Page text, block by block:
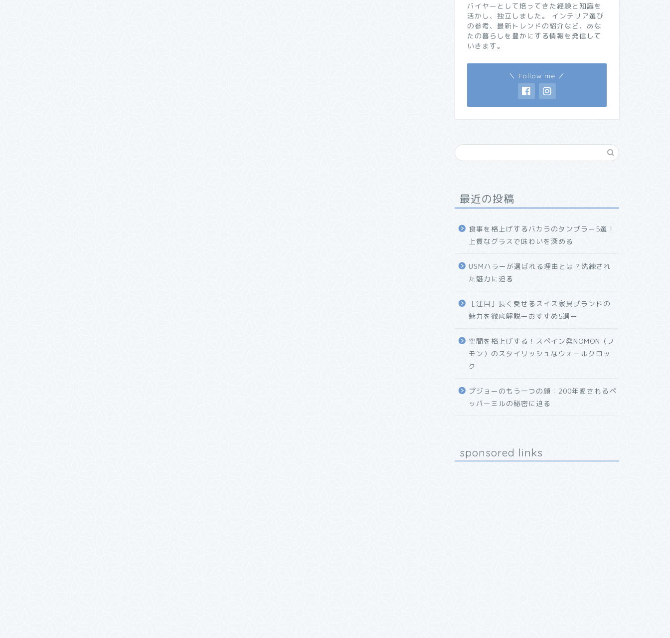
バイヤーとして培ってきた経験と知識を
活かし、独立しました。 インテリア選び
の参考、最新トレンドの紹介など、あな
たの暮らしを豊かにする情報を発信して
いきます。
＼ Follow me ／
最近の投稿
食事を格上げするバカラのタンブラー5選！
上質なグラスで味わいを深める
USMハラーが選ばれる理由とは？洗練され
た魅力に迫る
［注目］長く愛せるスイス家具ブランドの
魅力を徹底解説ーおすすめ5選ー
空間を格上げする！スペイン発NOMON（ノ
モン）のスタイリッシュなウォールクロッ
ク
プジョーのもう一つの顔：200年愛されるペ
ッパーミルの秘密に迫る
sponsored links